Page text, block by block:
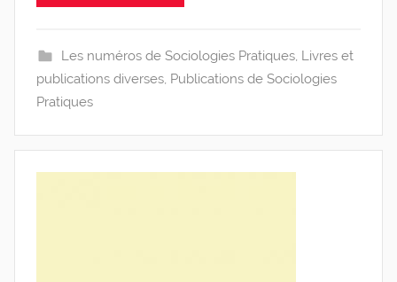
i
Les numéros de Sociologies Pratiques, Livres et
publications diverses, Publications de Sociologies
Pratiques